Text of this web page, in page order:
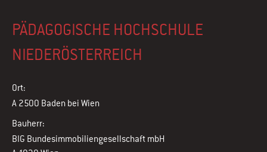
PÄDAGOGISCHE HOCHSCHULE
NIEDERÖSTERREICH
Ort:
A 2500 Baden bei Wien
Bauherr:
BIG Bundesimmobiliengesellschaft mbH